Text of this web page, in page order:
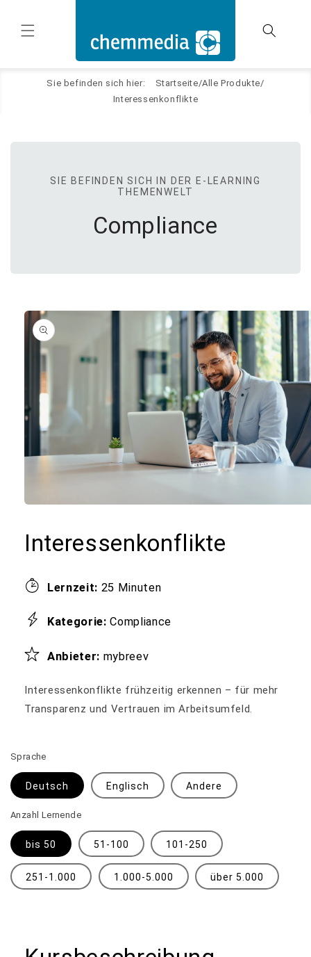
Inhalt
Sie befinden sich hier: Startseite/Alle Produkte/
Interessenkonflikte
SIE BEFINDEN SICH IN DER E-LEARNING
THEMENWELT
Compliance
Modal
öffnen
Interessenkonflikte
Lernzeit: 25 Minuten
Kategorie:Compliance
Anbieter: mybreev
Interessenkonflikte frühzeitig erkennen – für mehr
Transparenz und Vertrauen im Arbeitsumfeld.
Sprache
Deutsch Englisch Andere
Anzahl Lernende
bis 50 51-100 101-250
251-1.000 1.000-5.000 über 5.000